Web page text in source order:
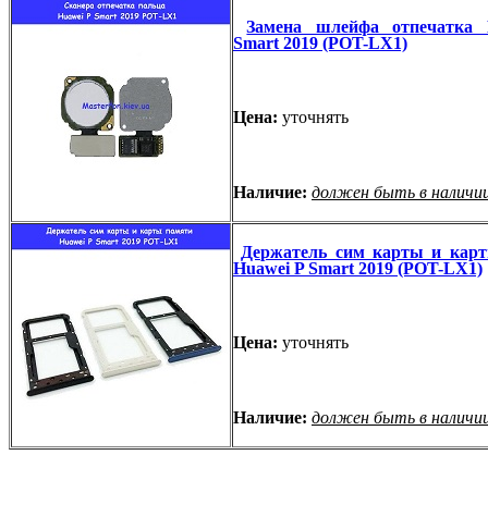
Замена шлейфа отпечатка
Smart 2019 (POT-LX1)
Цена: уточнять
Наличие: должен быть в
Держатель сим карты и
Huawei P Smart 2019 (POT-LX1)
Цена: уточнять
Наличие: должен быть в